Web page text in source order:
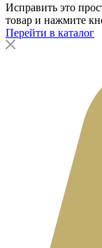
Исправить это
товар и нажмите
Перейти в каталог